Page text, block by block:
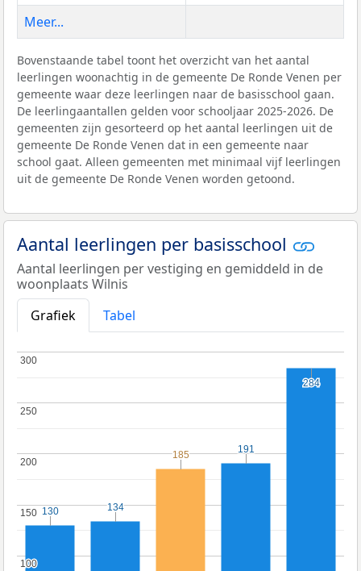
Meer...
Bovenstaande tabel toont het overzicht van het aantal
leerlingen woonachtig in de gemeente De Ronde Venen per
gemeente waar deze leerlingen naar de basisschool gaan.
De leerlingaantallen gelden voor schooljaar 2025-2026. De
gemeenten zijn gesorteerd op het aantal leerlingen uit de
gemeente De Ronde Venen dat in een gemeente naar
school gaat. Alleen gemeenten met minimaal vijf leerlingen
uit de gemeente De Ronde Venen worden getoond.
Aantal leerlingen per basisschool
Aantal leerlingen per vestiging en gemiddeld in de
woonplaats Wilnis
Grafiek
Tabel
100
100
150
150
200
200
250
250
300
300
130
130 134
134
185
185 191
191
284
284